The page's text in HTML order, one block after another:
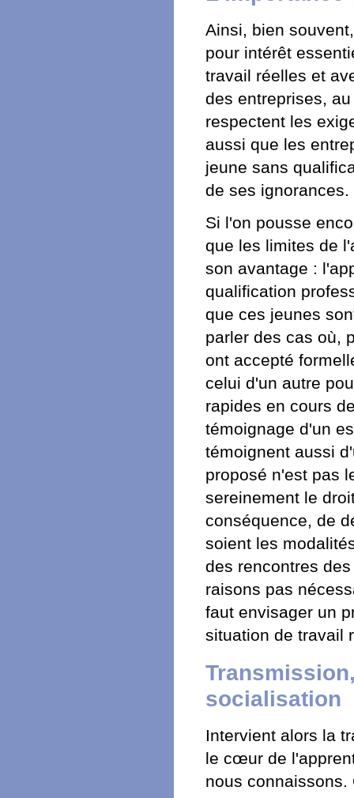
Ainsi, bien
pour intérêt
travail réelles et
des entreprises,
respectent les
aussi que les
jeune sans
de ses ignorances.
Si l'on pousse
que les limites de
son avantage :
qualification
que ces jeunes
parler des cas où,
ont accepté
celui d'un autre
rapides en cours
témoignage d'un
témoignent aussi
proposé n'est pas
sereinement le
conséquence, de
soient les
des rencontres
raisons pas
faut envisager un
situation de travail
socialisation
Intervient alors la
le cœur de
nous